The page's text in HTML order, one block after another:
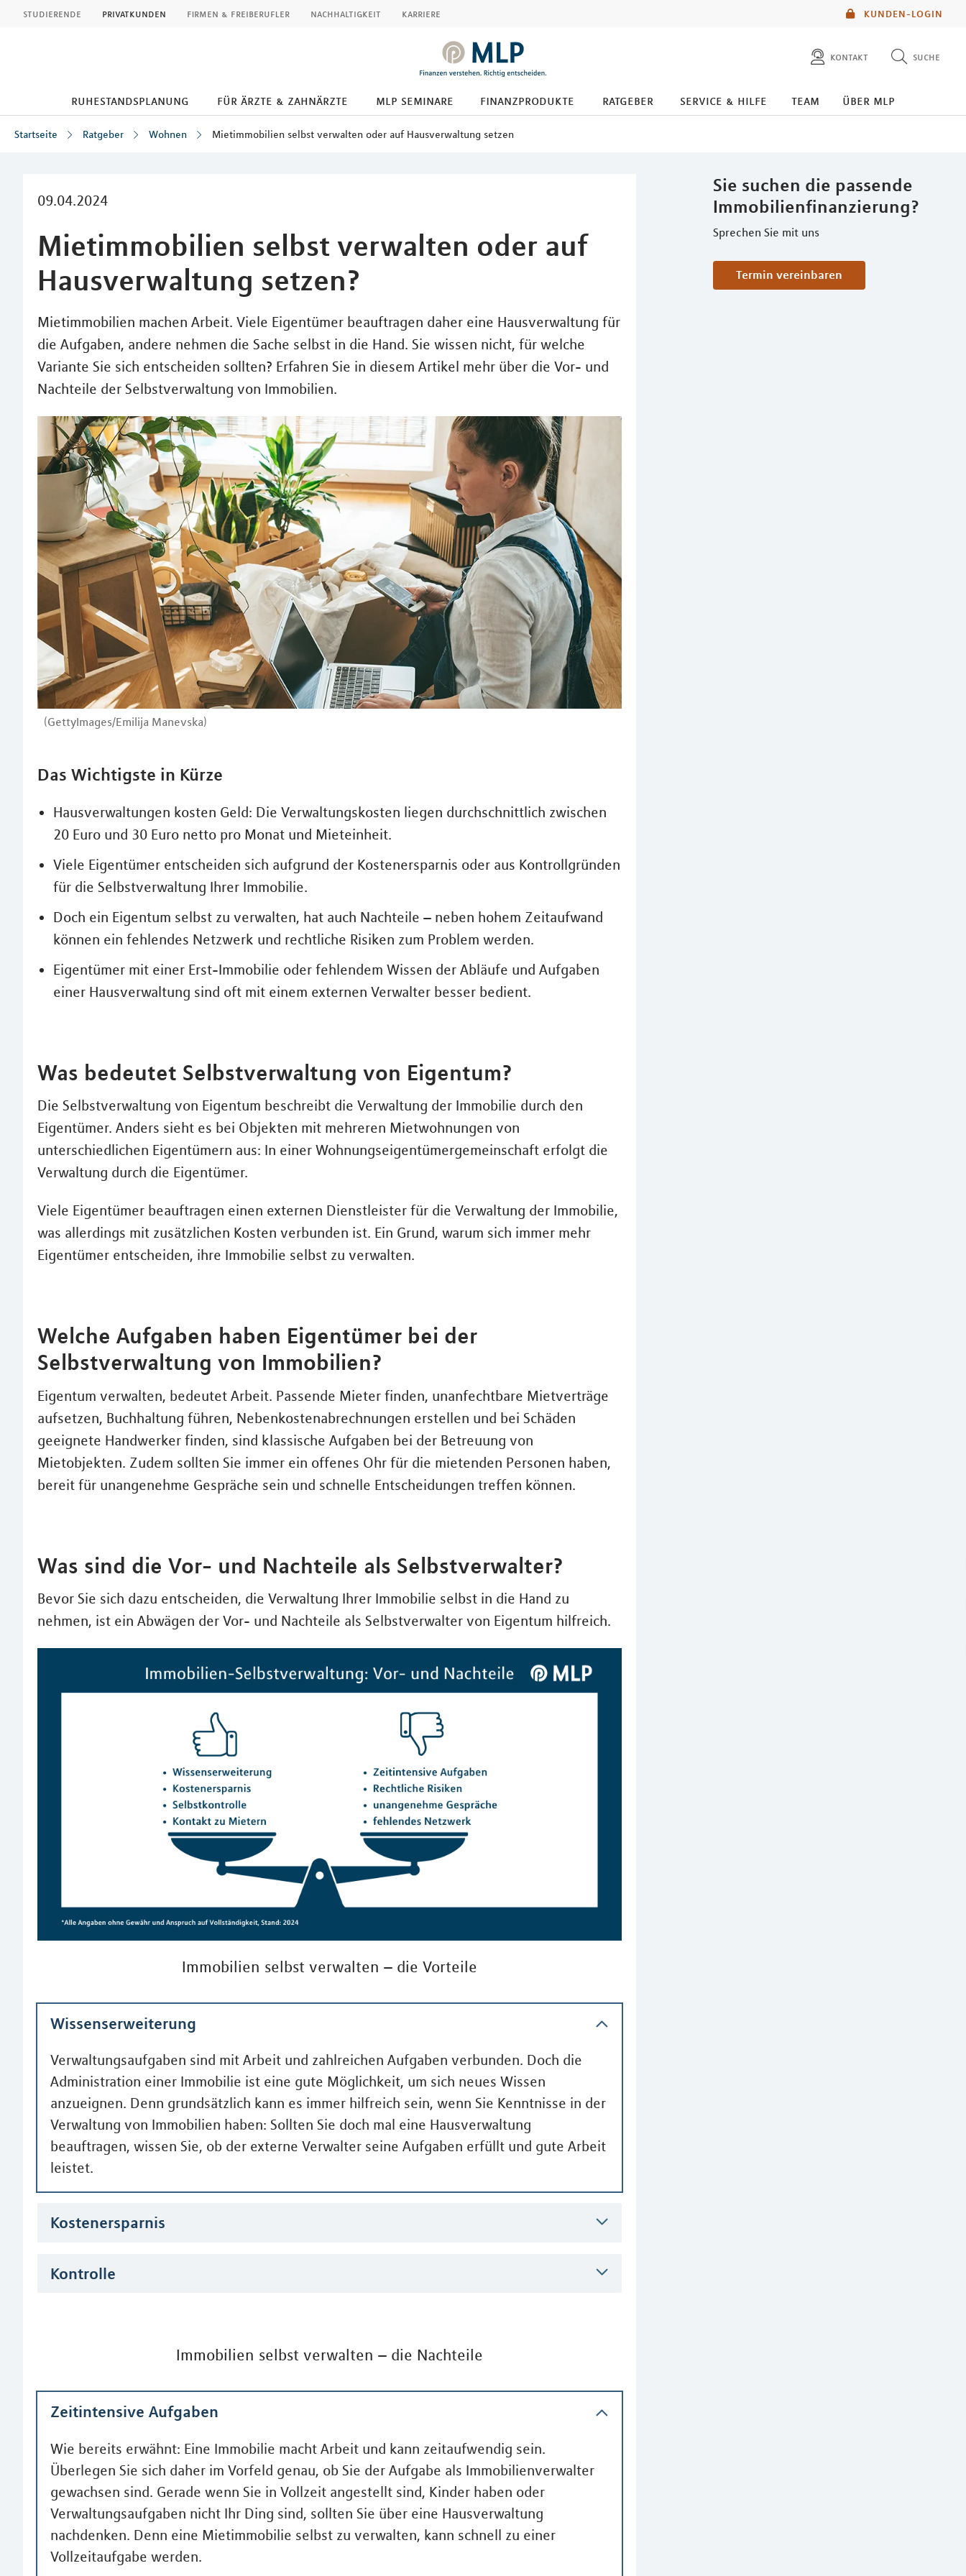
KUNDEN-LOGIN
studierende privatkunden firmen & freiberufler nachhaltigkeit karriere
kontakt suche
diese website durchsuchen
ruhestandsplanung für ärzte & zahnärzte mlp seminare finanzprodukte ratgeber service & hilfe team über mlp
Startseite Ratgeber Wohnen Mietimmobilien selbst verwalten oder auf Hausverwaltung setzen
09.04.2024
Mietimmobilien selbst verwalten oder auf
Hausverwaltung setzen?
Mietimmobilien machen Arbeit. Viele Eigentümer beauftragen daher eine Hausverwaltung für
die Aufgaben, andere nehmen die Sache selbst in die Hand. Sie wissen nicht, für welche
Variante Sie sich entscheiden sollten? Erfahren Sie in diesem Artikel mehr über die Vor- und
Nachteile der Selbstverwaltung von Immobilien.
(GettyImages/Emilija Manevska)
Sie suchen die passende
Immobilienfinanzierung?
Sprechen Sie mit uns
Termin vereinbaren
Das Wichtigste in Kürze
Hausverwaltungen kosten Geld: Die Verwaltungskosten liegen durchschnittlich zwischen
20 Euro und 30 Euro netto pro Monat und Mieteinheit.
Viele Eigentümer entscheiden sich aufgrund der Kostenersparnis oder aus Kontrollgründen
für die Selbstverwaltung Ihrer Immobilie.
Doch ein Eigentum selbst zu verwalten, hat auch Nachteile – neben hohem Zeitaufwand
können ein fehlendes Netzwerk und rechtliche Risiken zum Problem werden.
Eigentümer mit einer Erst-Immobilie oder fehlendem Wissen der Abläufe und Aufgaben
einer Hausverwaltung sind oft mit einem externen Verwalter besser bedient.
Was bedeutet Selbstverwaltung von Eigentum?
Die Selbstverwaltung von Eigentum beschreibt die Verwaltung der Immobilie durch den
Eigentümer. Anders sieht es bei Objekten mit mehreren Mietwohnungen von
unterschiedlichen Eigentümern aus: In einer Wohnungseigentümergemeinschaft erfolgt die
Verwaltung durch die Eigentümer.
Viele Eigentümer beauftragen einen externen Dienstleister für die Verwaltung der Immobilie,
was allerdings mit zusätzlichen Kosten verbunden ist. Ein Grund, warum sich immer mehr
Eigentümer entscheiden, ihre Immobilie selbst zu verwalten.
Welche Aufgaben haben Eigentümer bei der
Selbstverwaltung von Immobilien?
Eigentum verwalten, bedeutet Arbeit. Passende Mieter finden, unanfechtbare Mietverträge
aufsetzen, Buchhaltung führen, Nebenkostenabrechnungen erstellen und bei Schäden
geeignete Handwerker finden, sind klassische Aufgaben bei der Betreuung von
Mietobjekten. Zudem sollten Sie immer ein offenes Ohr für die mietenden Personen haben,
bereit für unangenehme Gespräche sein und schnelle Entscheidungen treffen können.
Was sind die Vor- und Nachteile als Selbstverwalter?
Bevor Sie sich dazu entscheiden, die Verwaltung Ihrer Immobilie selbst in die Hand zu
nehmen, ist ein Abwägen der Vor- und Nachteile als Selbstverwalter von Eigentum hilfreich.
Immobilien selbst verwalten – die Vorteile
Wissenserweiterung
Verwaltungsaufgaben sind mit Arbeit und zahlreichen Aufgaben verbunden. Doch die
Administration einer Immobilie ist eine gute Möglichkeit, um sich neues Wissen
anzueignen. Denn grundsätzlich kann es immer hilfreich sein, wenn Sie Kenntnisse in der
Verwaltung von Immobilien haben: Sollten Sie doch mal eine Hausverwaltung
beauftragen, wissen Sie, ob der externe Verwalter seine Aufgaben erfüllt und gute Arbeit
leistet.
Kostenersparnis
Kontrolle
Immobilien selbst verwalten – die Nachteile
Zeitintensive Aufgaben
Wie bereits erwähnt: Eine Immobilie macht Arbeit und kann zeitaufwendig sein.
Überlegen Sie sich daher im Vorfeld genau, ob Sie der Aufgabe als Immobilienverwalter
gewachsen sind. Gerade wenn Sie in Vollzeit angestellt sind, Kinder haben oder
Verwaltungsaufgaben nicht Ihr Ding sind, sollten Sie über eine Hausverwaltung
nachdenken. Denn eine Mietimmobilie selbst zu verwalten, kann schnell zu einer
Vollzeitaufgabe werden.